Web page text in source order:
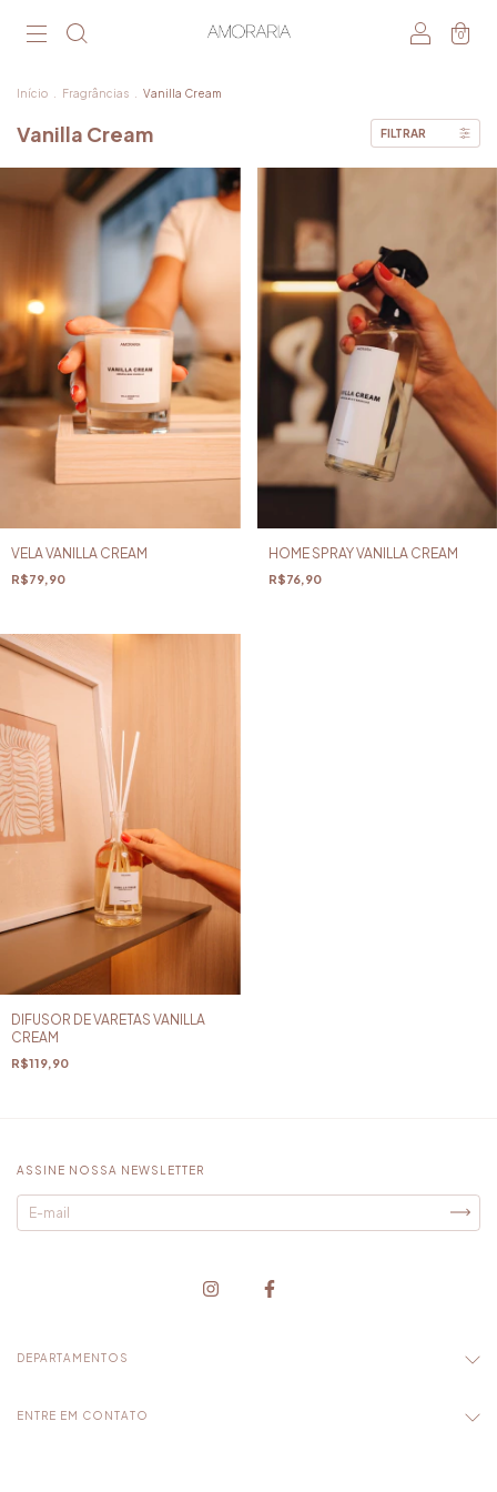
0
Início Fragrâncias Vanilla Cream
Vanilla Cream FILTRAR
VELA VANILLA CREAM
R$79,90
HOME SPRAY VANILLA CREAM
R$76,90
DIFUSOR DE VARETAS VANILLA
CREAM
R$119,90
ASSINE NOSSA NEWSLETTER
DEPARTAMENTOS
ENTRE EM CONTATO